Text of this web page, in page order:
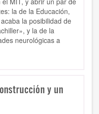
la de la Educación,
la posibilidad de
y la de la
neurológicas a
y un